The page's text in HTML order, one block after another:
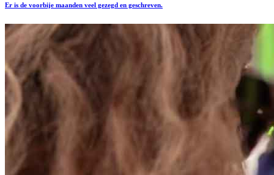
Er is de voorbije maanden veel gezegd en geschreven.